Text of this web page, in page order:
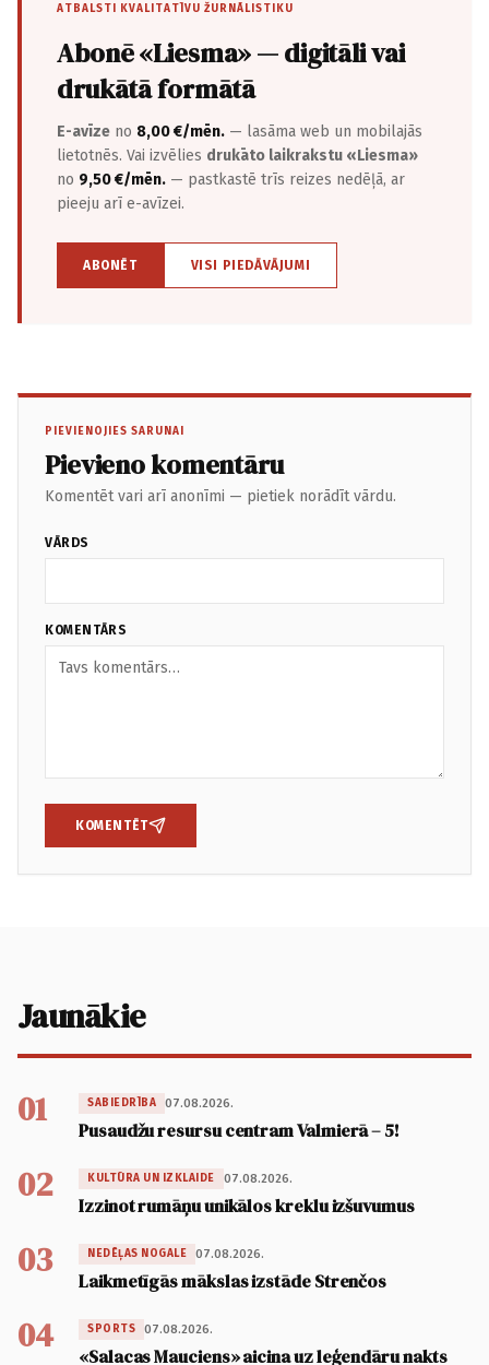
ATBALSTI KVALITATĪVU ŽURNĀLISTIKU
Abonē «Liesma» — digitāli vai
drukātā formātā
E-avīze no 8,00 €/mēn. — lasāma web un mobilajās
lietotnēs. Vai izvēlies drukāto laikrakstu «Liesma»
no 9,50 €/mēn. — pastkastē trīs reizes nedēļā, ar
pieeju arī e-avīzei.
ABONĒT VISI PIEDĀVĀJUMI
PIEVIENOJIES SARUNAI
Pievieno komentāru
Komentēt vari arī anonīmi — pietiek norādīt vārdu.
VĀRDS
KOMENTĀRS
KOMENTĒT
Jaunākie
01 SABIEDRĪBA 07.08.2026.
Pusaudžu resursu centram Valmierā – 5!
02 KULTŪRA UN IZKLAIDE 07.08.2026.
Izzinot rumāņu unikālos kreklu izšuvumus
03 NEDĒĻAS NOGALE 07.08.2026.
Laikmetīgās mākslas izstāde Strenčos
04 SPORTS 07.08.2026.
«Salacas Mauciens» aicina uz leģendāru nakts